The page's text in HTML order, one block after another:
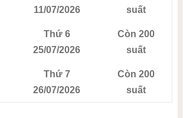
11/07/2026
suất
Thứ 6
25/07/2026
Còn 200
suất
Thứ 7
26/07/2026
Còn 200
suất